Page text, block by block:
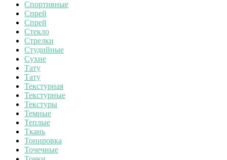
Спортивные
Спрей
Спрей
Стекло
Стрелки
Студийные
Сухие
Тату
Тату
Текстурная
Текстурные
Текстуры
Темные
Теплые
Ткань
Тонировка
Точечные